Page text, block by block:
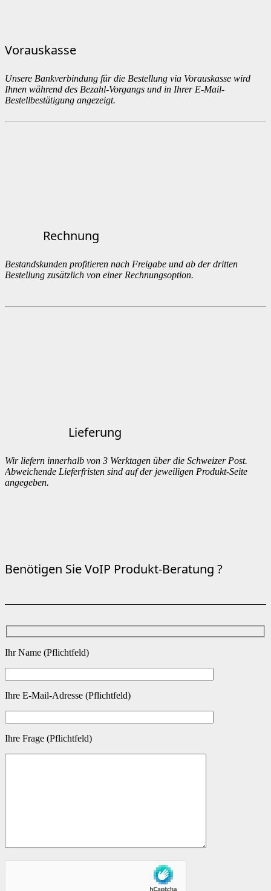
Vorauskasse
Unsere Bankverbindung für die Bestellung via Vorauskasse wird
Ihnen während des Bezahl-Vorgangs und in Ihrer E-Mail-
Bestellbestätigung angezeigt.
Rechnung
Bestandskunden profitieren nach Freigabe und ab der dritten
Bestellung zusätzlich von einer Rechnungsoption.
Lieferung
Wir liefern innerhalb von 3 Werktagen über die Schweizer Post.
Abweichende Lieferfristen sind auf der jeweiligen Produkt-Seite
angegeben.
Benötigen Sie VoIP Produkt-Beratung ?
Ihr Name (Pflichtfeld)
Ihre E-Mail-Adresse (Pflichtfeld)
Ihre Frage (Pflichtfeld)